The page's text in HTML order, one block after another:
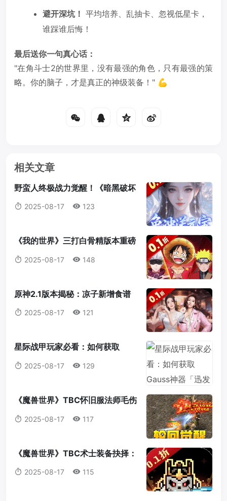
避开深坑！ 平均培养、乱抽卡、忽视低星卡，
谁踩谁后悔！
最后送你一句真心话：
"在角斗士2的世界里，没有最强的角色，只有最强的策
略。你的脑子，才是真正的神级装备！" 💪
相关文章
野蛮人终极战力觉醒！《暗黑破坏
神2：重制版》符文之语最强搭配
指南
2025-08-17 123
《我的世界》三打白骨精版本重磅
来袭：天赋点系统全解析，打造属
于你的最强冒险者！
2025-08-17 148
原神2.1版本揭秘：凉子新增食谱
与隐藏料理全解析
2025-08-17 121
星际战甲玩家必看：如何获取
Gauss神器「迅发电浆炮」蓝图？
2025-08-17 129
《魔兽世界》TBC怀旧服法师毛伤
害全攻略：操作，意识与装备的完
美结合
2025-08-17 117
《魔兽世界》TBC术士装备抉择：
法打套还是T4套？这是你必须知道
的真相！
2025-08-17 115